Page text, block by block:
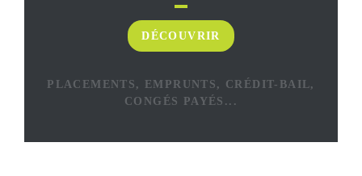
DÉCOUVRIR
PLACEMENTS, EMPRUNTS, CRÉDIT-BAIL,
CONGÉS PAYÉS...